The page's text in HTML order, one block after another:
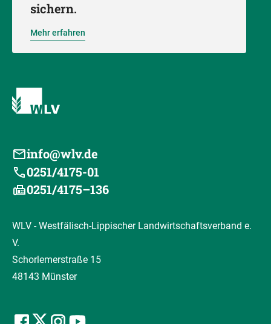
sichern.
Mehr erfahren
info@wlv.de
0251/4175-01
0251/4175–136
WLV - Westfälisch-Lippischer Landwirtschaftsverband e.
V.
Schorlemerstraße 15
48143 Münster